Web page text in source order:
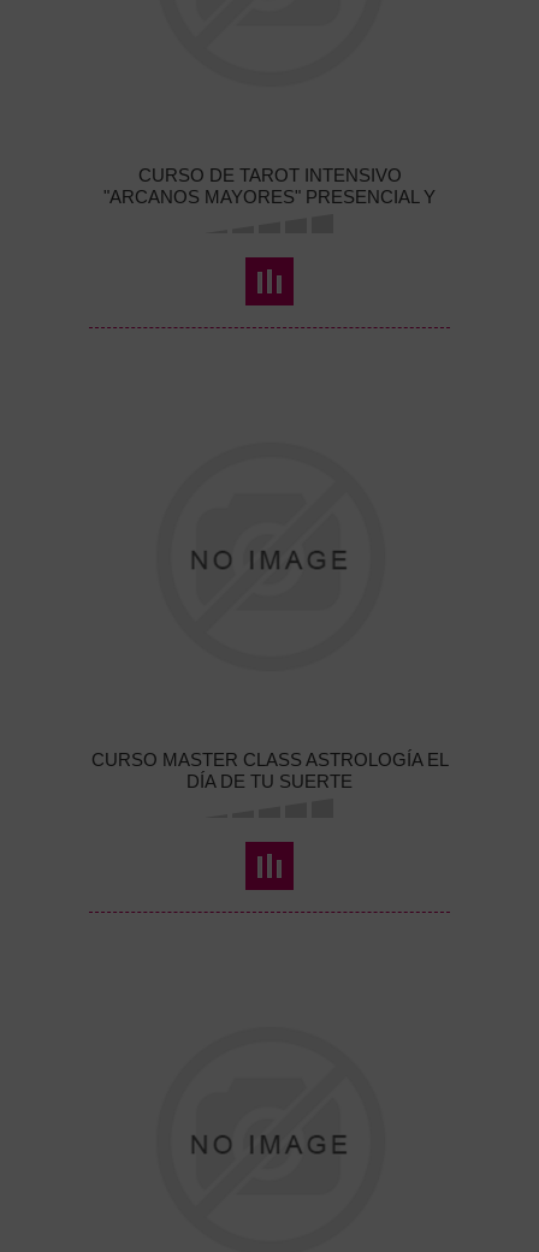
CURSO DE TAROT INTENSIVO
"ARCANOS MAYORES" PRESENCIAL Y
CURSO MASTER CLASS ASTROLOGÍA EL
DÍA DE TU SUERTE